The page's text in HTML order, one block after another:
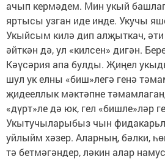
ачып кермәдем. Мин укый
яртысы узган иде инде. Укучы
Укыйсым килә дип алҗыткач,
әйткән дә, ул «килсен» дигән.
Кәүсәрия апа булды. Җиңел
шул ук елны «биш»легә генә
җидееллык мәктәпне
«дүрт»ле дә юк, гел «бишле»ләр
Укытучыларыбыз чын
уйлыйм хәзер. Аларның, бәлки,
тә бетмәгәндер, ләкин алар